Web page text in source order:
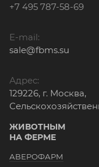
+7 495 787-58-69
E-mail:
sale@fbms.su
Адрес:
129226, г. Москва,
ЖИВОТНЫМ
НА ФЕРМЕ
АВЕРОФАРМ